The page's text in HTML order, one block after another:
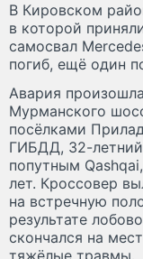
В Кировском
в которой
самосвал
погиб, ещё один
Авария
Мурманского
посёлками
ГИБДД, 32-летний
попутным
лет. Кроссовер
на встречную
результате
скончался на